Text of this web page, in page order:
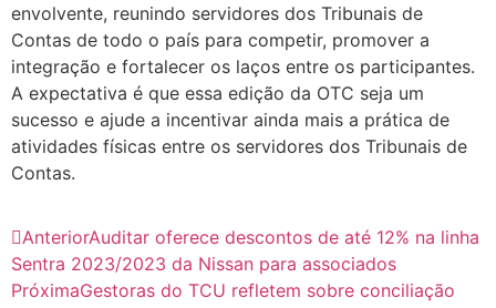
envolvente, reunindo servidores dos Tribunais de
Contas de todo o país para competir, promover a
integração e fortalecer os laços entre os participantes.
A expectativa é que essa edição da OTC seja um
sucesso e ajude a incentivar ainda mais a prática de
atividades físicas entre os servidores dos Tribunais de
Contas.
AnteriorAuditar oferece descontos de até 12% na linha
Sentra 2023/2023 da Nissan para associados
PróximaGestoras do TCU refletem sobre conciliação